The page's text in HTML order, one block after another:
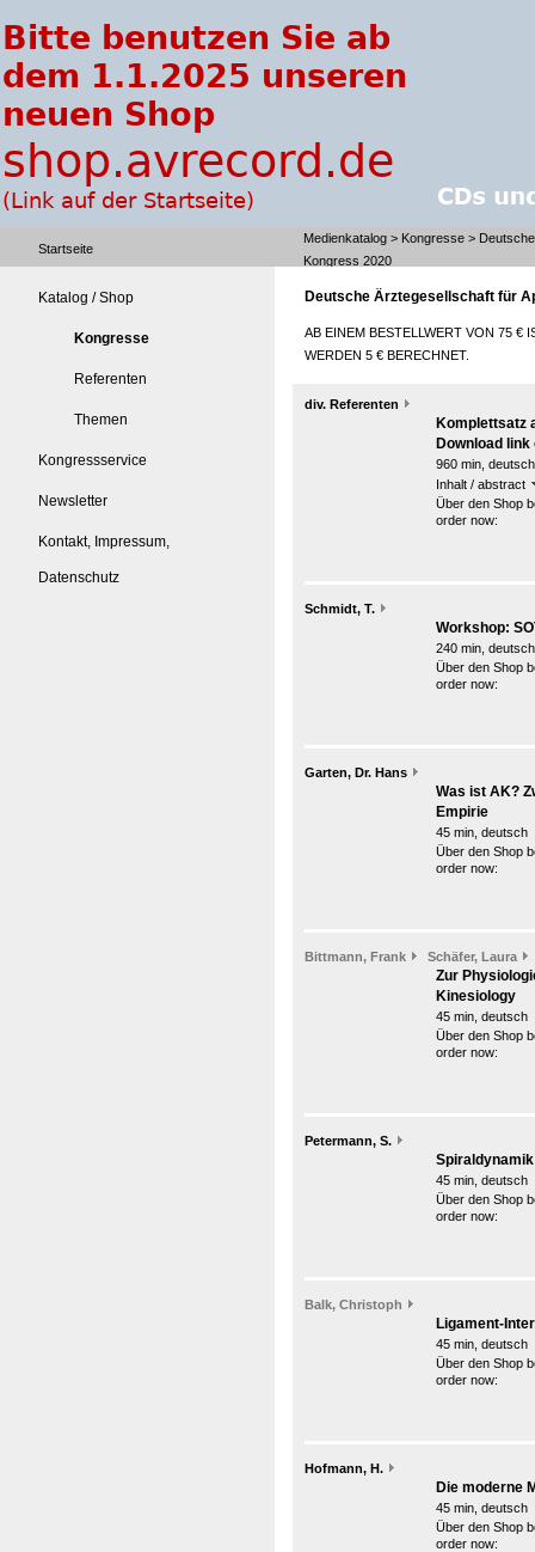
Startseite
Medienkatalog > Kongresse >
Kongress 2020
Katalog / Shop
Kongresse
Referenten
Themen
Kongressservice
Newsletter
Kontakt, Impressum,
Datenschutz
Deutsche Ärztegesellschaft für
AB EINEM BESTELLWERT VON 75 €
WERDEN 5 € BERECHNET.
div. Referenten
Komplettsatz
Download
960 min, deutsch
Inhalt / abstract
Über den Shop
order now:
Schmidt, T.
Workshop:
240 min, deutsch
Über den Shop
order now:
Garten, Dr. Hans
Was ist AK?
Empirie
45 min, deutsch
Über den Shop
order now:
Bittmann, Frank Schäfer, Laura
Zur
Kinesiology
45 min, deutsch
Über den Shop
order now:
Petermann, S.
45 min, deutsch
Über den Shop
order now:
Balk, Christoph
Ligament-
45 min, deutsch
Über den Shop
order now:
Hofmann, H.
Die moderne
45 min, deutsch
Über den Shop
order now: